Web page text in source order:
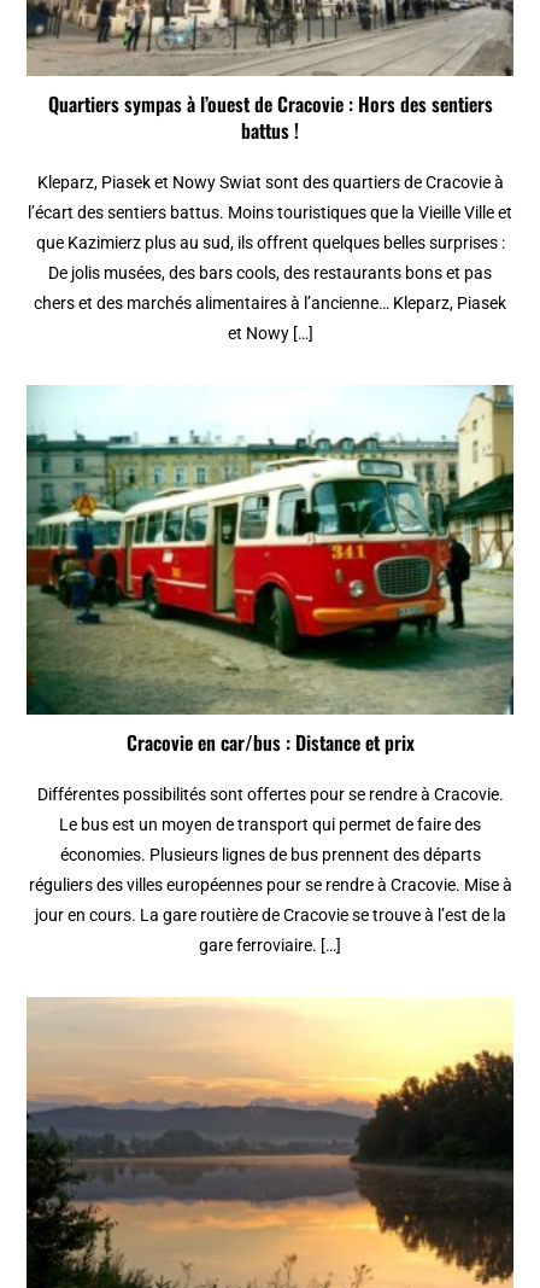
Quartiers sympas à l’ouest de Cracovie : Hors des sentiers
battus !
Kleparz, Piasek et Nowy Swiat sont des quartiers de Cracovie à
l’écart des sentiers battus. Moins touristiques que la Vieille Ville et
que Kazimierz plus au sud, ils offrent quelques belles surprises :
De jolis musées, des bars cools, des restaurants bons et pas
chers et des marchés alimentaires à l’ancienne… Kleparz, Piasek
et Nowy […]
Cracovie en car/bus : Distance et prix
Différentes possibilités sont offertes pour se rendre à Cracovie.
Le bus est un moyen de transport qui permet de faire des
économies. Plusieurs lignes de bus prennent des départs
réguliers des villes européennes pour se rendre à Cracovie. Mise à
jour en cours. La gare routière de Cracovie se trouve à l’est de la
gare ferroviaire. […]